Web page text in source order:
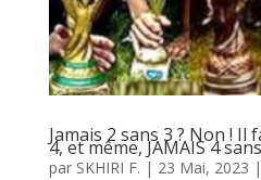
Jamais 2 sans 3 ? Non ! Il
4, et même, JAMAIS 4
par SKHIRI F. | 23 Mai, 2023 |